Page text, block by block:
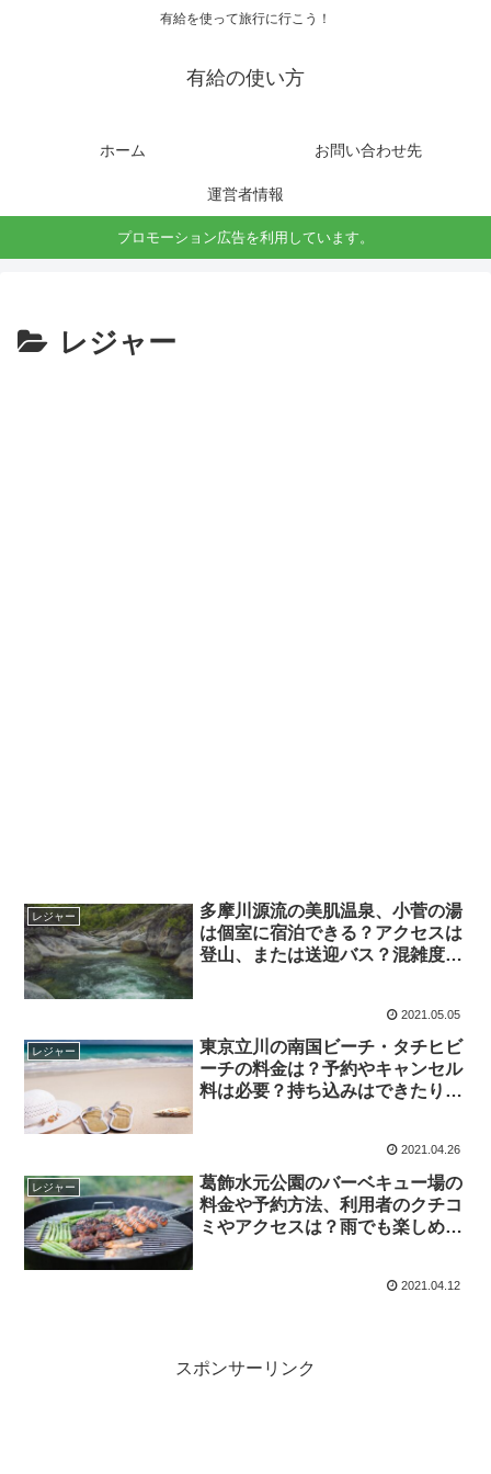
有給を使って旅行に行こう！
有給の使い方
ホーム お問い合わせ先
運営者情報
プロモーション広告を利用しています。
レジャー
レジャー
多摩川源流の美肌温泉、小菅の湯
は個室に宿泊できる？アクセスは
登山、または送迎バス？混雑度や
2021.05.05
レジャー
東京立川の南国ビーチ・タチヒビ
ーチの料金は？予約やキャンセル
料は必要？持ち込みはできたり、
2021.04.26
レジャー
葛飾水元公園のバーベキュー場の
料金や予約方法、利用者のクチコ
ミやアクセスは？雨でも楽しめ
2021.04.12
スポンサーリンク